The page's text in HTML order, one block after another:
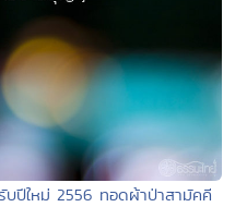
ปีใหม่ 2556 ทอดผ้าป่าสามัคคี